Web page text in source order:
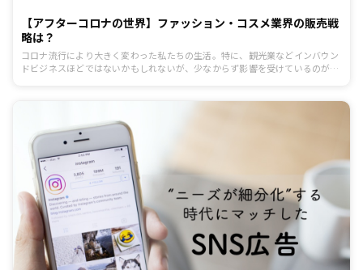
【アフターコロナの世界】ファッション・コスメ業界の販売戦
略は？
コロナ流行により大きく変わった私たちの生活。特に、観光業などインバウン
ドビジネスほどではないかもしれないが、少なからず影響を受けているのがフ